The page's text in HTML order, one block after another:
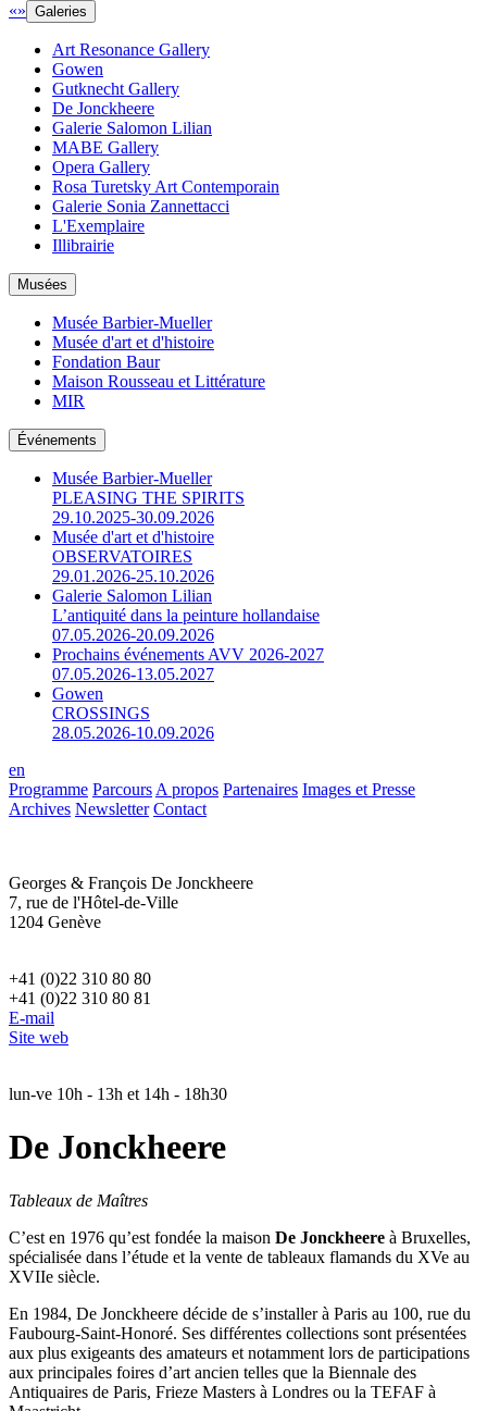
«» Galeries
Art Resonance Gallery
Gowen
Gutknecht Gallery
De Jonckheere
Galerie Salomon Lilian
MABE Gallery
Opera Gallery
Rosa Turetsky Art Contemporain
Galerie Sonia Zannettacci
L'Exemplaire
Illibrairie
Musées
Musée Barbier-Mueller
Musée d'art et d'histoire
Fondation Baur
Maison Rousseau et Littérature
MIR
Événements
Musée Barbier-Mueller
PLEASING THE SPIRITS
29.10.2025-30.09.2026
Musée d'art et d'histoire
OBSERVATOIRES
29.01.2026-25.10.2026
Galerie Salomon Lilian
L’antiquité dans la peinture hollandaise
07.05.2026-20.09.2026
Prochains événements AVV 2026-2027
07.05.2026-13.05.2027
Gowen
CROSSINGS
28.05.2026-10.09.2026
en
Programme Parcours A propos Partenaires Images et Presse
Archives Newsletter Contact
Georges & François De Jonckheere
7, rue de l'Hôtel-de-Ville
1204 Genève
+41 (0)22 310 80 80
+41 (0)22 310 80 81
E-mail
Site web
lun-ve 10h - 13h et 14h - 18h30
De Jonckheere
Tableaux de Maîtres
C’est en 1976 qu’est fondée la maison De Jonckheere à Bruxelles,
spécialisée dans l’étude et la vente de tableaux flamands du XVe au
XVIIe siècle.
En 1984, De Jonckheere décide de s’installer à Paris au 100, rue du
Faubourg-Saint-Honoré. Ses différentes collections sont présentées
aux plus exigeants des amateurs et notamment lors de participations
aux principales foires d’art ancien telles que la Biennale des
Antiquaires de Paris, Frieze Masters à Londres ou la TEFAF à